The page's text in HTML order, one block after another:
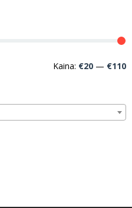
Kaina: €20 — €110